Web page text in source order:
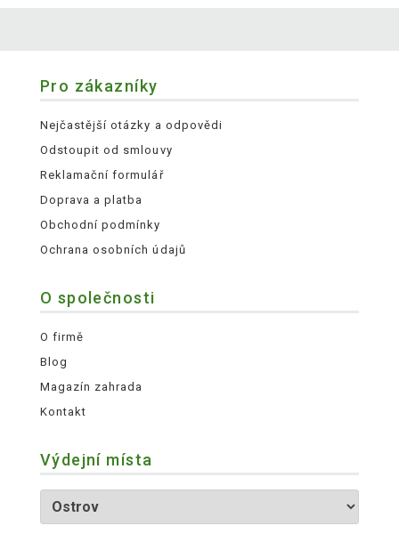
Pro zákazníky
Nejčastější otázky a odpovědi
Odstoupit od smlouvy
Reklamační formulář
Doprava a platba
Obchodní podmínky
Ochrana osobních údajů
O společnosti
O firmě
Blog
Magazín zahrada
Kontakt
Výdejní místa